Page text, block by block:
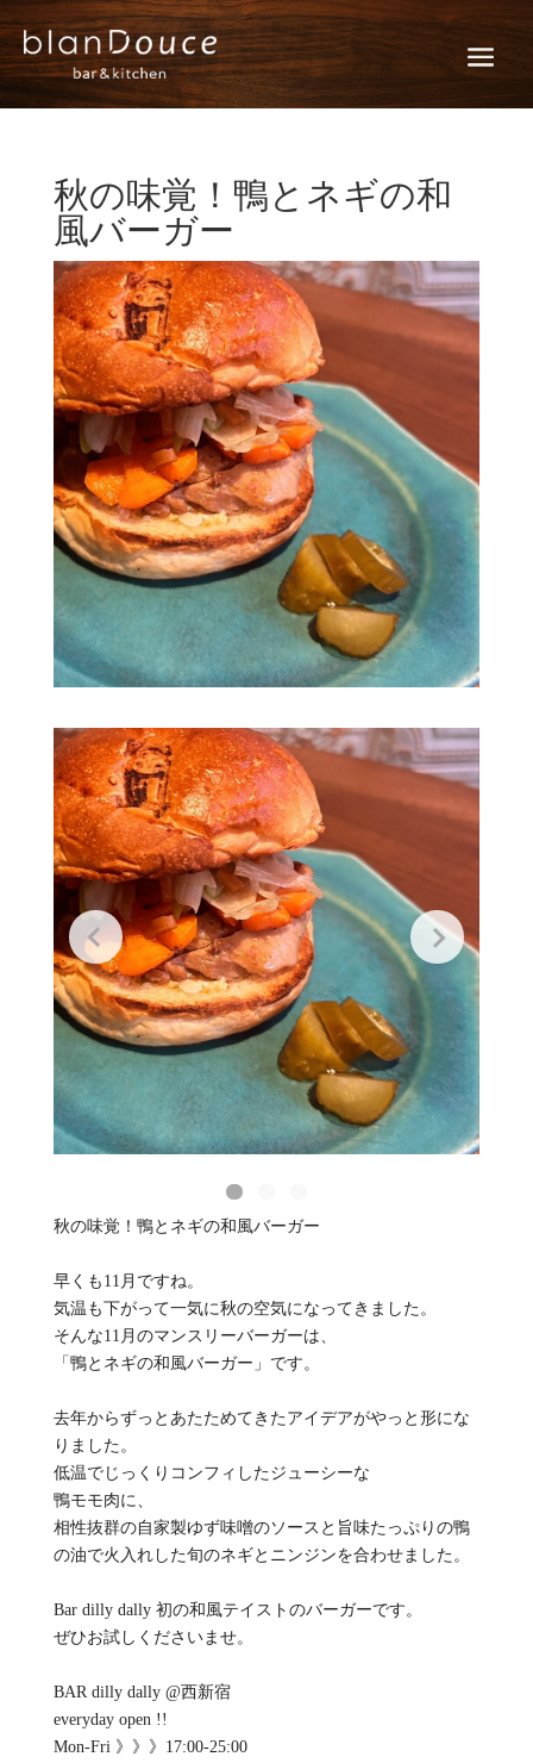
秋の味覚！鴨とネギの和
風バーガー
秋の味覚！鴨とネギの和風バーガー
早くも11月ですね。
気温も下がって一気に秋の空気になってきました。
そんな11月のマンスリーバーガーは、
「鴨とネギの和風バーガー」です。
去年からずっとあたためてきたアイデアがやっと形にな
りました。
低温でじっくりコンフィしたジューシーな
鴨モモ肉に、
相性抜群の自家製ゆず味噌のソースと旨味たっぷりの鴨
の油で火入れした旬のネギとニンジンを合わせました。
Bar dilly dally 初の和風テイストのバーガーです。
ぜひお試しくださいませ。
BAR dilly dally @西新宿
everyday open !!
Mon-Fri 》》》17:00-25:00